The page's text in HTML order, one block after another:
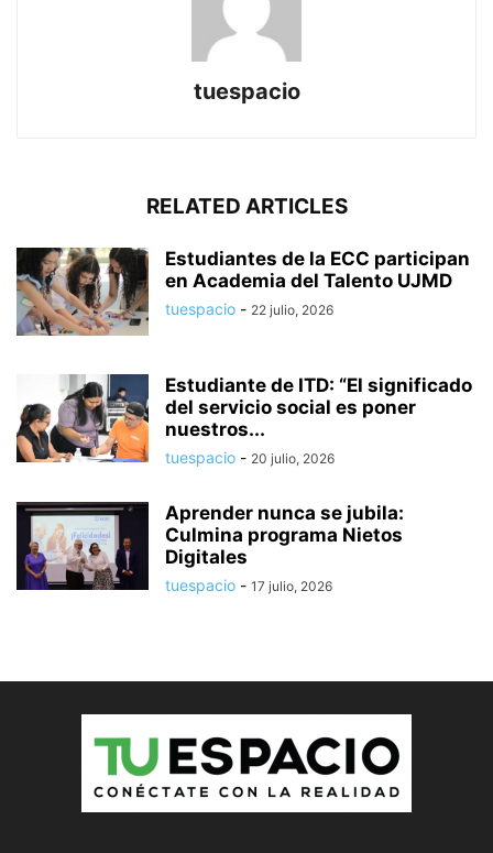
tuespacio
RELATED ARTICLES
Estudiantes de la ECC participan
en Academia del Talento UJMD
tuespacio - 22 julio, 2026
Estudiante de ITD: “El significado
del servicio social es poner
nuestros...
tuespacio - 20 julio, 2026
Aprender nunca se jubila:
Culmina programa Nietos
Digitales
tuespacio - 17 julio, 2026